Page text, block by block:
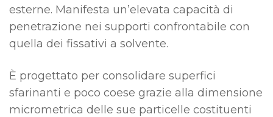
esterne. Manifesta un’elevata capacità di
penetrazione nei supporti confrontabile con
quella dei fissativi a solvente.
È progettato per consolidare superfici
sfarinanti e poco coese grazie alla dimensione
micrometrica delle sue particelle costituenti